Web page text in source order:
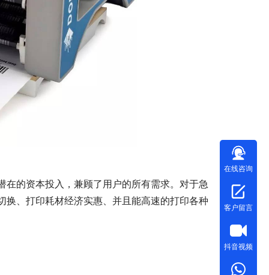
的资本投入，兼顾了用户的所有需求。对于急
、打印耗材经济实惠、并且能高速的打印各种
在线咨询
客户留言
抖音视频